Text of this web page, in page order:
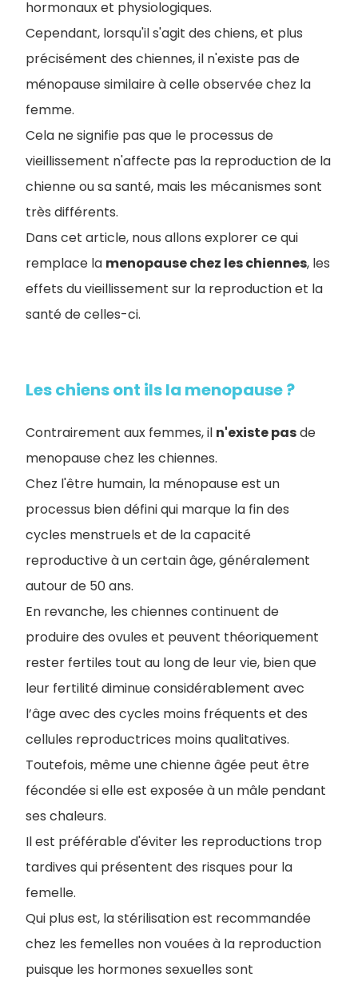
hormonaux et physiologiques.
Cependant, lorsqu'il s'agit des chiens, et plus
précisément des chiennes, il n'existe pas de
ménopause similaire à celle observée chez la
femme.
Cela ne signifie pas que le processus de
vieillissement n'affecte pas la reproduction de la
chienne ou sa santé, mais les mécanismes sont
très différents.
Dans cet article, nous allons explorer ce qui
remplace la menopause chez les chiennes, les
effets du vieillissement sur la reproduction et la
santé de celles-ci.
Les chiens ont ils la menopause ?
Contrairement aux femmes, il n'existe pasde
menopause chez les chiennes.
Chez l'être humain, la ménopause est un
processus bien défini qui marque la fin des
cycles menstruels et de la capacité
reproductive à un certain âge, généralement
autour de 50 ans.
En revanche, les chiennes continuent de
produire des ovules et peuvent théoriquement
rester fertiles tout au long de leur vie, bien que
leur fertilité diminue considérablement avec
l’âge avec des cycles moins fréquents et des
cellules reproductrices moins qualitatives.
Toutefois, même une chienne âgée peut être
fécondée si elle est exposée à un mâle pendant
ses chaleurs.
Il est préférable d'éviter les reproductions trop
tardives qui présentent des risques pour la
femelle.
Qui plus est, la stérilisation est recommandée
chez les femelles non vouées à la reproduction
puisque les hormones sexuelles sont